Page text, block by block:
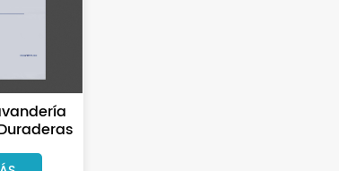
Con
Para